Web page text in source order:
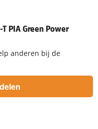
T PIA Green Power
anderen bij de